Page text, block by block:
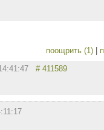
поощрить (1) |
# 411589